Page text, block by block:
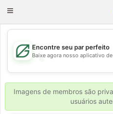
Toggle
💖
💕
Encontre seu par perfeito
Baixe agora nosso aplicativo
Imagens de membros são
usuários